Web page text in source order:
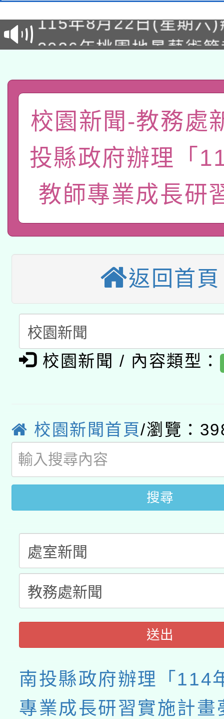
業技術研究院辦理「
用水績優單位及節水達
115年8月22日(星期六
桃園市孔廟祈福系列
2026年桃園地景藝術
關事宜
轉知教育部國民及學前
國立臺灣師範大學辦理
年度健康促進學校輔導
業成長研習」實施計畫
函轉國家教育研究院中
原住民族教育政策研討
族教育國際趨勢與發展
新北市政府教育局辦理
師專業成長研習實施計
方素養工作坊新北場」
函轉國立臺灣師範大學
族語言臺北學習中心
「族語學習班」招生簡
轉知有關國立成功大學
文教學共融平台-教案
接種對象擴大為「滿6
接種之民眾」措施，延
月28日止
轉知經濟部水利署委託
業技術研究院辦理「
動」
115年8月22日(星期六
桃園市孔廟祈福系列
開 智慧啟航」
2026年桃園地景藝術
「2026桃園藝術巡演
關事宜
轉知教育部國民及學前
國立臺灣師範大學辦
業成長研習」實施計畫
函轉國家教育研究院中
族教育國際趨勢與發展
新北市政府教育局辦理
師專業成長研習實施計
方素養工作坊新北場」
族語言臺北學習中心
「族語學習班」招生簡
轉知有關國立成功大學
文教學共融平台-教案
教育部國民及學前教育
年度COVID-19疫苗接
接種之民眾」措施，延
月28日止
校園新聞-教務處
投縣政府辦理「
教師專業成長研
返回首頁
校園新聞 / 內容類型：
校園新聞首頁/瀏覽：
搜尋
送出
南投縣政府辦理「114
專業成長研習實施計畫